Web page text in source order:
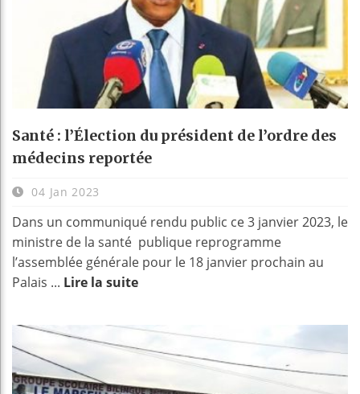
Santé : l’Élection du président de l’ordre des
médecins reportée
04 Jan 2023
Dans un communiqué rendu public ce 3 janvier 2023, le
ministre de la santé publique reprogramme
l’assemblée générale pour le 18 janvier prochain au
Palais ... Lire la suite